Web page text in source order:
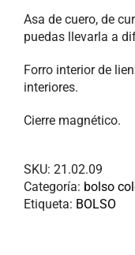
Asa de cuero, de
puedas llevarla a
Forro interior de
interiores.
Cierre magnético.
SKU: 21.02.09
Categoría: bolso
Etiqueta: BOLSO